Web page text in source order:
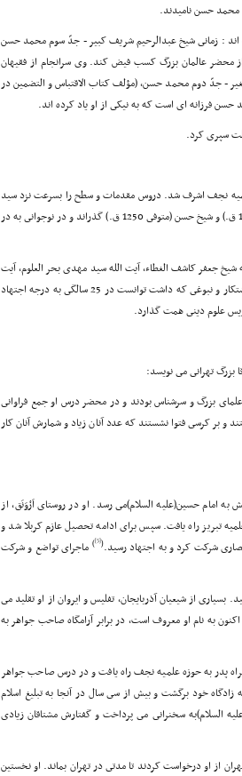
محمد حسن نامیدند.
: زمانى شیخ عبدالرحیم شریف کبیر - جدّ سوم محمد حسن
عالمان بزرگ کسب فیض کند. وى سرانجام از فقیهان
- جدّ دوم محمد حسن، (مؤلف کتاب الاقتباس و التضمین در
حسن فرزانه اى است که به نیکى از او یاد کرده اند.
سپرى کرد.
علمیه نجف اشرف شد. دروس مقدمات و سطح را بسرعت نزد سید
حسین شقرایى عاملى (متوفى 1230 ق.) و شیخ قاسم آل محیى الدین (متوفى 1238 ق.) و شیخ حسن (متوفى 1250 ق.) گذراند و در نوجوانى به در
جعفر کاشف الغطاء، آیت الله سید مهدى بحر العلوم، آیت
و با پشتکار و نبوغى که داشت توانست در 25 سالگى به درجه اجتهاد
علوم دینى همت گذارد.
بزرگ تهرانى مى نویسد:
بزرگ و سرشناس بودند و در محضر درس او جمع فراوانى
و بر کرسى فتوا نشستند که عدد آنان زیاد و شمارش آنان کار
با 24 واسطه، نسبش به امام حسین(علیه السلام)مى رسد. او در روستاى اَرْوَنَق، از
تبریز راه یافت. سپس براى ادامه تحصیل عازم کربلا شد و
شرکت کرد و به اجتهاد رسید.(
[5]
) ماجراى تواضع و شرکت
انصارى (متوفى 1281 ق.) به مرجعیت رسید. بسیارى از شیعیان آذربایجان، تفلیس و ایروان از او تقلید مى
مقبره اى که اکنون به نام او معروف است، در برابر آرامگاه صاحب جواهر به
پدر به حوزه علمیه نجف راه یافت و در درس صاحب جواهر
خود برگشت و بیش از سى سال در آنجا به تبلیغ اسلام
السلام)به سخنرانى مى پرداخت و گفتارش مشتاقان زیادى
تهران از او درخواست کردند تا مدتى در تهران بماند. او نخستین